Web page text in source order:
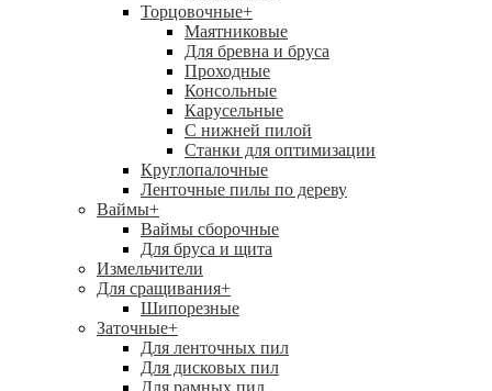
Торцовочные+
Маятниковые
Для бревна и бруса
Проходные
Консольные
Карусельные
С нижней пилой
Станки для оптимизации
Круглопалочные
Ленточные пилы по дереву
Ваймы+
Ваймы сборочные
Для бруса и щита
Измельчители
Для сращивания+
Шипорезные
Заточные+
Для ленточных пил
Для дисковых пил
Для рамных пил